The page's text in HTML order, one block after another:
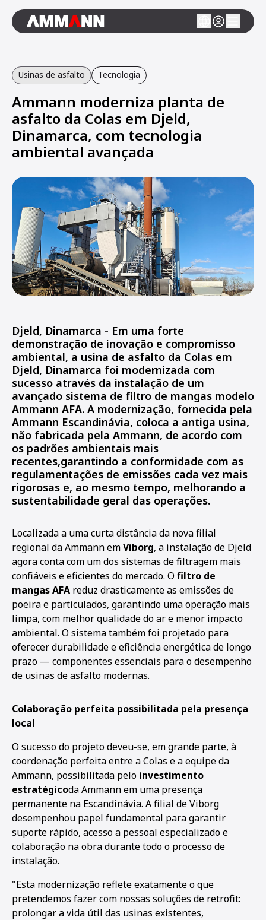
Usinas de asfalto Tecnologia
Ammann moderniza planta de
asfalto da Colas em Djeld,
Dinamarca, com tecnologia
ambiental avançada
Djeld, Dinamarca - Em uma forte
demonstração de inovação e compromisso
ambiental, a usina de asfalto da Colas em
Djeld, Dinamarca foi modernizada com
sucesso através da instalação de um
avançado sistema de filtro de mangas modelo
Ammann AFA. A modernização, fornecida pela
Ammann Escandinávia, coloca a antiga usina,
não fabricada pela Ammann, de acordo com
os padrões ambientais mais
recentes,garantindo a conformidade com as
regulamentações de emissões cada vez mais
rigorosas e, ao mesmo tempo, melhorando a
sustentabilidade geral das operações.
Localizada a uma curta distância da nova filial
regional da Ammann emViborg, a instalação de Djeld
agora conta com um dos sistemas de filtragem mais
confiáveis e eficientes do mercado. O filtro de
mangas AFA reduz drasticamente as emissões de
poeira e particulados, garantindo uma operação mais
limpa, com melhor qualidade do ar e menor impacto
ambiental. O sistema também foi projetado para
oferecer durabilidade e eficiência energética de longo
prazo — componentes essenciais para o desempenho
de usinas de asfalto modernas.
Colaboração perfeita possibilitada pela presença
local
O sucesso do projeto deveu-se, em grande parte, à
coordenação perfeita entre a Colas e a equipe da
Ammann, possibilitada pelo investimento
estratégicoda Ammann em uma presença
permanente na Escandinávia. A filial de Viborg
desempenhou papel fundamental para garantir
suporte rápido, acesso a pessoal especializado e
colaboração na obra durante todo o processo de
instalação.
"Esta modernização reflete exatamente o que
pretendemos fazer com nossas soluções de retrofit:
prolongar a vida útil das usinas existentes,